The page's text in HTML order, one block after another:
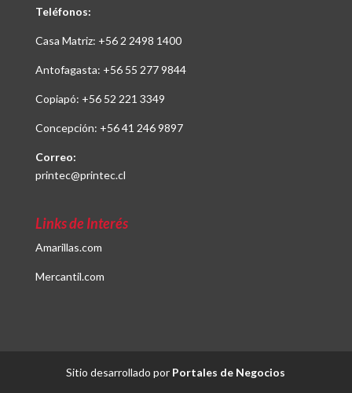
Teléfonos:
Casa Matriz: +56 2 2498 1400
Antofagasta: +56 55 277 9844
Copiapó: +56 52 221 3349
Concepción: +56 41 246 9897
Correo:
printec@printec.cl
Links de Interés
Amarillas.com
Mercantil.com
Sitio desarrollado por Portales de Negocios